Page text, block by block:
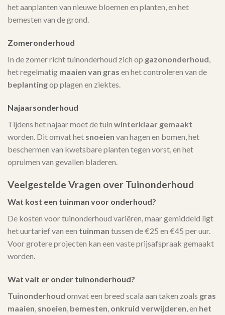
het aanplanten van nieuwe bloemen en planten, en het
bemesten van de grond.
Zomeronderhoud
In de zomer richt tuinonderhoud zich op gazononderhoud,
het regelmatig maaien van gras en het controleren van de
beplantingop plagen en ziektes.
Najaarsonderhoud
Tijdens het najaar moet de tuin winterklaar gemaakt
worden. Dit omvat het snoeien van hagen en bomen, het
beschermen van kwetsbare planten tegen vorst, en het
opruimen van gevallen bladeren.
Veelgestelde Vragen over Tuinonderhoud
Wat kost een tuinman voor onderhoud?
De kosten voor tuinonderhoud variëren, maar gemiddeld ligt
het uurtarief van een tuinman tussen de €25 en €45 per uur.
Voor grotere projecten kan een vaste prijsafspraak gemaakt
worden.
Wat valt er onder tuinonderhoud?
Tuinonderhoud omvat een breed scala aan taken zoals gras
maaien, snoeien, bemesten, onkruid verwijderen, en het